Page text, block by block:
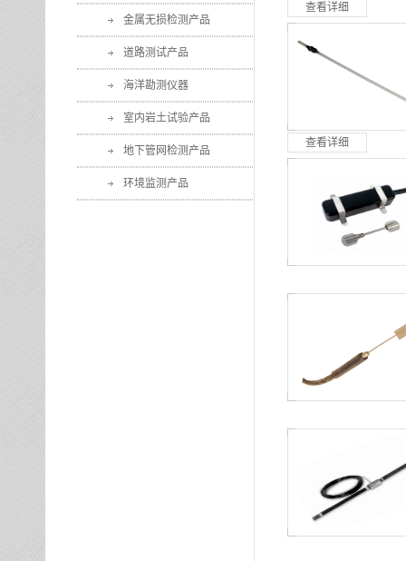
金属无损检测产品
道路测试产品
海洋勘测仪器
室内岩土试验产品
地下管网检测产品
环境监测产品
查看详细
查看详细